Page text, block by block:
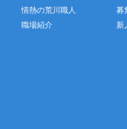
情熱の荒川職人
職場紹介
募
新